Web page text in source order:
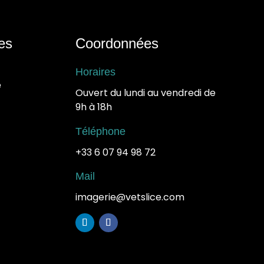
Coordonnées
Horaires
Ouvert du lundi au vendredi de
9h à 18h
Téléphone
+33 6 07 94 98 72
Mail
imagerie@vetslice.com